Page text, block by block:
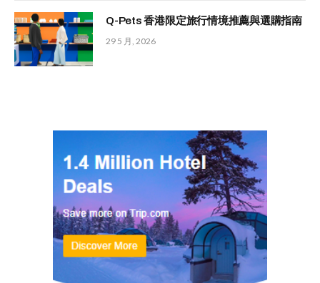
Q-Pets 香港限定旅行情境推薦與選購指南
29 5 月, 2026